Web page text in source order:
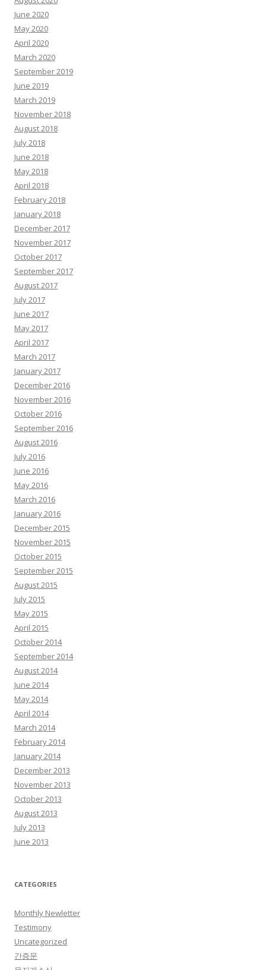
June 2020
May 2020
April 2020
March 2020
September 2019
June 2019
March 2019
November 2018
August 2018
July 2018
June 2018
May 2018
April 2018
February 2018
January 2018
December 2017
November 2017
October 2017
September 2017
August 2017
July 2017
June 2017
May 2017
April 2017
March 2017
January 2017
December 2016
November 2016
October 2016
September 2016
August 2016
July 2016
June 2016
May 2016
March 2016
January 2016
December 2015
November 2015
October 2015
September 2015
August 2015
July 2015
May 2015
April 2015
October 2014
September 2014
August 2014
June 2014
May 2014
April 2014
March 2014
February 2014
January 2014
December 2013
November 2013
October 2013
August 2013
July 2013
June 2013
CATEGORIES
Monthly Newletter
Testimony
Uncategorized
간증문